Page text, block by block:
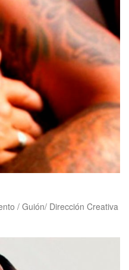
/ Guión/ Dirección Creativa